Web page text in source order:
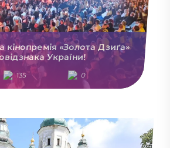
кінопремія «Золота Дзиґа»
України!
135 0